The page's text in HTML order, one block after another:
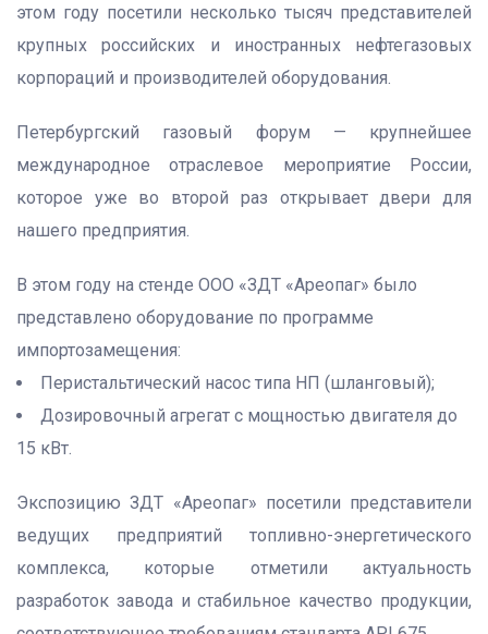
этом году посетили несколько тысяч представителей
крупных российских и иностранных нефтегазовых
корпораций и производителей оборудования.
Петербургский газовый форум — крупнейшее
международное отраслевое мероприятие России,
которое уже во второй раз открывает двери для
нашего предприятия.
В этом году на стенде ООО «ЗДТ «Ареопаг» было
представлено оборудование по программе
импортозамещения:
Перистальтический насос типа НП (шланговый);
Дозировочный агрегат с мощностью двигателя до
15 кВт.
Экспозицию ЗДТ «Ареопаг» посетили представители
ведущих предприятий топливно-энергетического
комплекса, которые отметили актуальность
разработок завода и стабильное качество продукции,